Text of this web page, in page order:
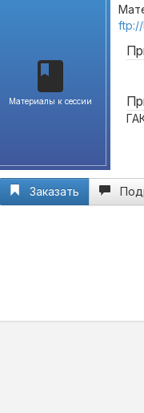
Материалы к сессии
Заказать